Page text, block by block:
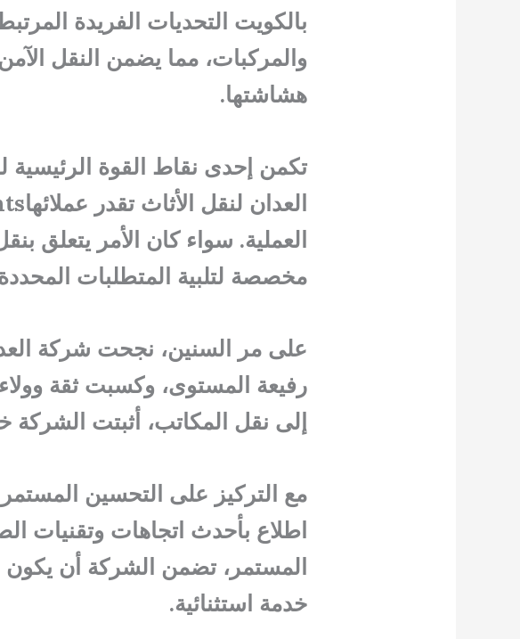
بالكويت التحديات الفريدة
والمركبات، مما يضمن النقل
هشاشتها.
تكمن إحدى نقاط القوة
العملية. سواء كان الأمر يتعلق
مخصصة لتلبية المتطلبات
على مر السنين، نجحت شركة
رفيعة المستوى، وكسبت ثقة
إلى نقل المكاتب، أثبتت الشركة
مع التركيز على التحسين
اطلاع بأحدث اتجاهات وتقنيات
المستمر، تضمن الشركة أن يكون
خدمة استثنائية.